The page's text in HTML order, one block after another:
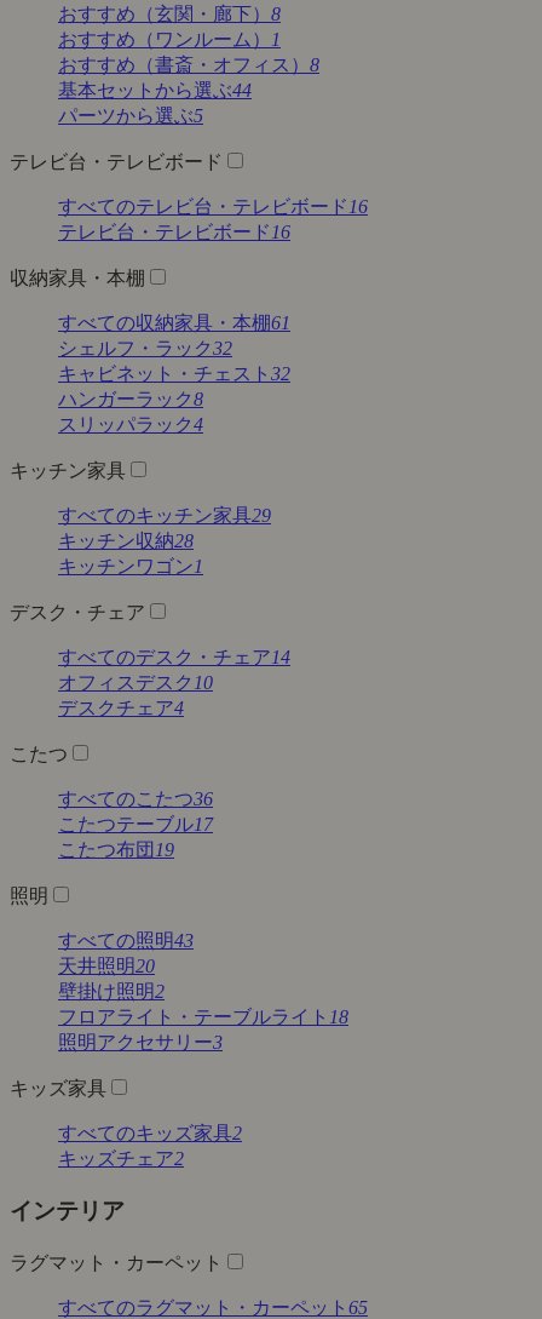
おすすめ（玄関・廊下） 8
おすすめ（ワンルーム）
1
おすすめ（書斎・オフィス） 8
基本セットから選ぶ44
パーツから選ぶ5
テレビ台・テレビボード
すべてのテレビ台・テレビボード 16
テレビ台・テレビボード 16
収納家具・本棚
すべての収納家具・本棚61
シェルフ・ラック32
キャビネット・チェスト 32
ハンガーラック8
スリッパラック4
キッチン家具
すべてのキッチン家具29
キッチン収納28
キッチンワゴン1
デスク・チェア
すべてのデスク・チェア14
オフィスデスク 10
デスクチェア4
こたつ
すべてのこたつ36
こたつテーブル17
こたつ布団 19
照明
すべての照明43
天井照明20
壁掛け照明2
フロアライト・テーブルライト 18
照明アクセサリー3
キッズ家具
すべてのキッズ家具2
キッズチェア2
インテリア
ラグマット・カーペット
すべてのラグマット・カーペット 65